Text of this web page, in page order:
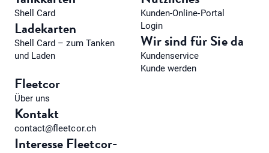
Shell Card
Ladekarten
Shell Card – zum Tanken
und Laden
Kunden-Online-Portal
Login
Wir sind für Sie da
Kundenservice
Kunde werden
Fleetcor
Über uns
Kontakt
contact@fleetcor.ch
Interesse Fleetcor-